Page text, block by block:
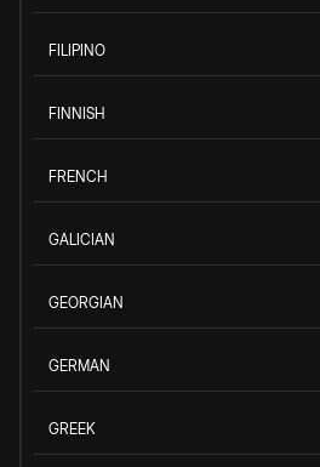
FILIPINO
FINNISH
FRENCH
GALICIAN
GEORGIAN
GERMAN
GREEK